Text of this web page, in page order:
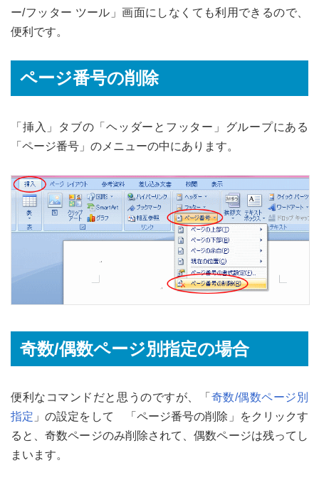
ー/フッター ツール」画面にしなくても利用できるので、
便利です。
ページ番号の削除
「挿入」タブの「ヘッダーとフッター」グループにある
「ページ番号」のメニューの中にあります。
奇数/偶数ページ別指定の場合
便利なコマンドだと思うのですが、「 奇数/偶数ページ別
指定 」の設定をして 「ページ番号の削除」をクリックす
ると、奇数ページのみ削除されて、偶数ページは残ってし
まいます。